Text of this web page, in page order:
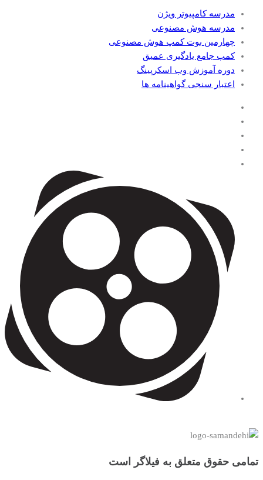
مدرسه کامپیوتر ویژن
مدرسه هوش مصنوعی
چهارمین بوت کمپ هوش مصنوعی
کمپ جامع یادگیری عمیق
دوره آموزش وب اسکرپینگ
اعتبار سنجی گواهینامه ها
تمامی حقوق متعلق به فیلاگر است